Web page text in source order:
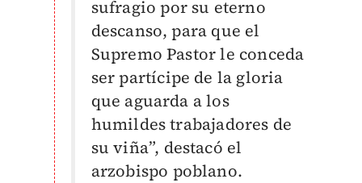
sufragio por su eterno
descanso, para que el
Supremo Pastor le conceda
ser partícipe de la gloria
que aguarda a los
humildes trabajadores de
su viña”, destacó el
arzobispo poblano.